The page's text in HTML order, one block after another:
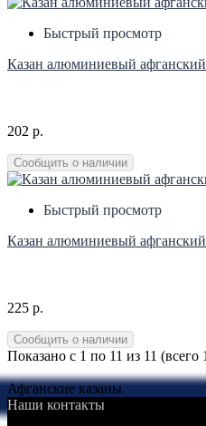
Быстрый просмотр
Казан алюминиевый
202 р.
Сообщить о наличии
Быстрый просмотр
Казан алюминиевый
225 р.
Сообщить о наличии
Показано с 1 по 11 из 11 (всего
Афганские казаны
Наши контакты